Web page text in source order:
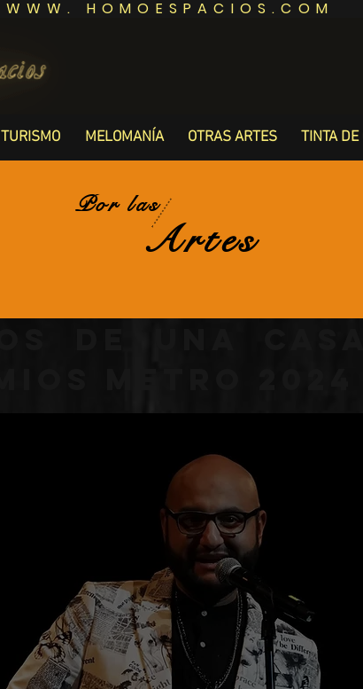
WWW. HOMOESPACIOS.COM
TURISMO MELOMANÍA OTRAS ARTES TINTA DE
Por las
Artes